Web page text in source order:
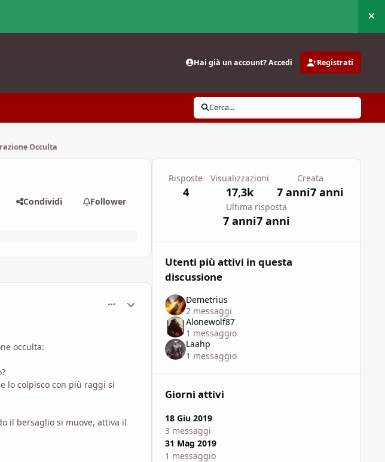
Hai già un account? Accedi Registrati
Cerca...
Occulta
Condividi Follower
comment_1597218
Statistiche Autore
occulta:
lo colpisco con più raggi si
il bersaglio si muove, attiva il
Risposte
4
Visualizzazioni
17,3k
Creata
7 anni7 anni
Ultima risposta
7 anni7 anni
Utenti più attivi in questa
discussione
Demetrius
2 messaggi
Alonewolf87
1 messaggio
Laahp
1 messaggio
Giorni attivi
18 Giu 2019
3 messaggi
31 Mag 2019
1 messaggio